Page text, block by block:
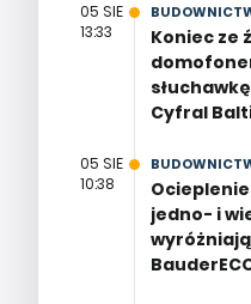
05 SIE
13:33
Koniec ze
Cyfral
05 SIE
10:38
jedno- i